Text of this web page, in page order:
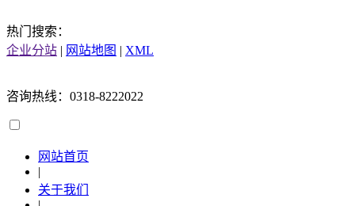
热门搜索：
企业分站 | 网站地图 | XML
咨询热线：0318-8222022
网站首页
|
关于我们